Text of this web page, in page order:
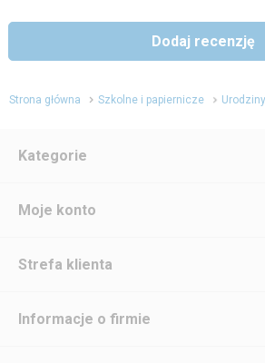
Dodaj recenzję
Strona główna Szkolne i papiernicze
Kategorie
Moje konto
Strefa klienta
Informacje o firmie